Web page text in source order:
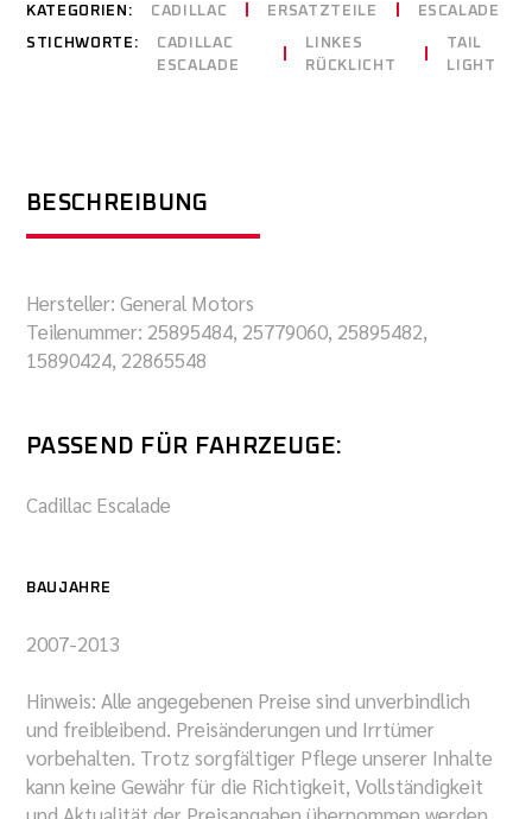
KATEGORIEN: CADILLAC ERSATZTEILE ESCALADE
STICHWORTE:
CADILLAC
ESCALADE
LINKES
RÜCKLICHT
TAIL
LIGHT
BESCHREIBUNG
Hersteller: General Motors
Teilenummer: 25895484, 25779060, 25895482,
15890424, 22865548
PASSEND FÜR FAHRZEUGE:
Cadillac Escalade
BAUJAHRE
2007-2013
Hinweis: Alle angegebenen Preise sind unverbindlich
und freibleibend. Preisänderungen und Irrtümer
vorbehalten. Trotz sorgfältiger Pflege unserer Inhalte
kann keine Gewähr für die Richtigkeit, Vollständigkeit